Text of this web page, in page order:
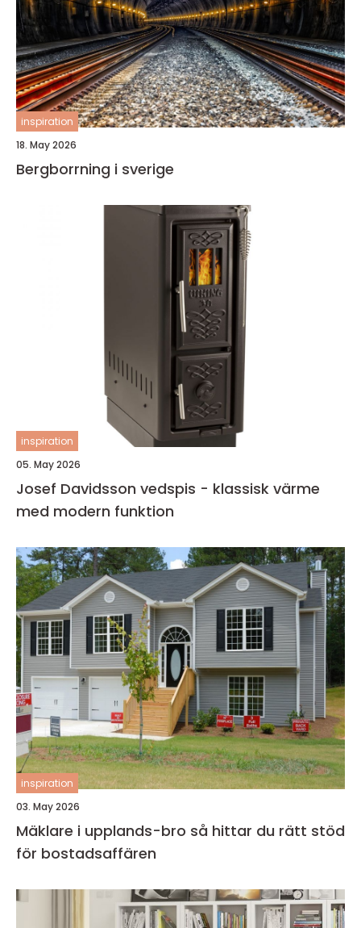
inspiration
18. May 2026
Bergborrning i sverige
inspiration
05. May 2026
Josef Davidsson vedspis - klassisk värme
med modern funktion
inspiration
03. May 2026
Mäklare i upplands-bro så hittar du rätt stöd
för bostadsaffären